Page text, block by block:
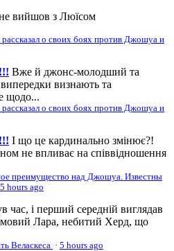
вийшов з Люїсом
о своих боях против Джошуа и
Вже й джонс-молодший та
визнають та
щодо...
о своих боях против Джошуа и
І що це кардинально змінює?!
не впливає на співвідношення
преимущество над Джошуа. Известны
5 hours ago
час, і перший середній виглядав
Лара, небитий Херд, що
Веласкеса · 5 hours ago